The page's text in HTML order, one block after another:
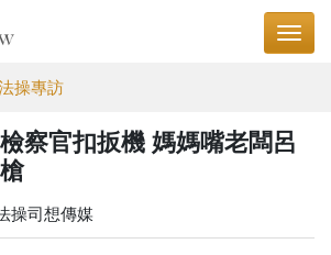
操專訪
檢察官扣扳機 媽媽嘴老闆呂
操司想傳媒